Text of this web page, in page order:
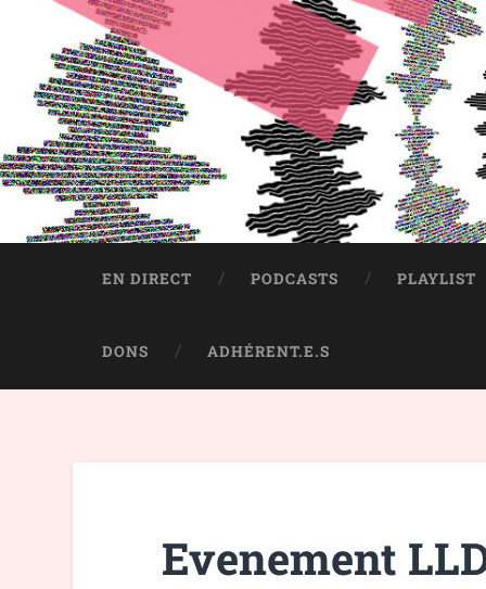
EN DIRECT PODCASTS PLAYLIST
DONS ADHÉRENT.E.S
Evenement